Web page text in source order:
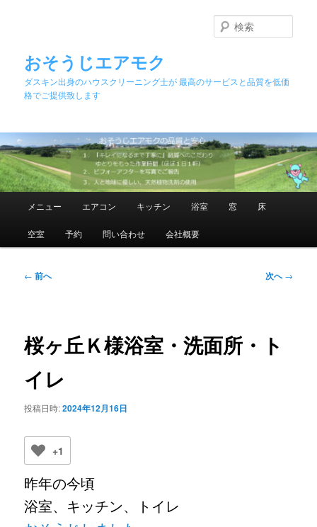
移
動
おそうじエアモク
ダスキン出身のハウスクリーニング士が 最高のサービスと品質を低価
格でご提供致します
索
メ
メニュー エアコン キッチン 浴室 窓 床
空室 予約 問い合わせ 会社概要
投
ゲ
ー
ョ
ン
← 前へ 次へ→
桜ヶ丘Ｋ様浴室・洗面所・ト
イレ
投稿日時:2024年12月16日
+1
昨年の今頃
浴室、キッチン、トイレ